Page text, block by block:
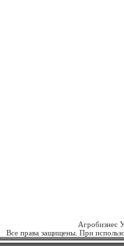
Агробизнес
Все права защищены. При